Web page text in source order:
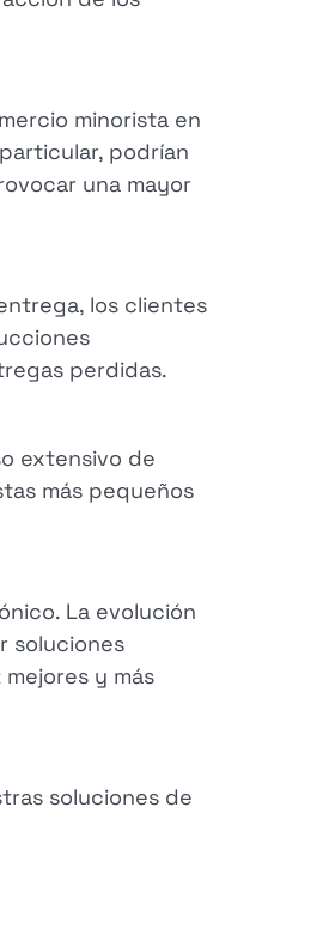
minorista en
podrían
una mayor
los clientes
perdidas.
extensivo de
más pequeños
La evolución
soluciones
y más
soluciones de